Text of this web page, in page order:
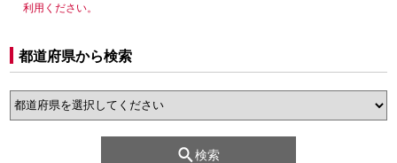
利用ください。
都道府県から検索
検索